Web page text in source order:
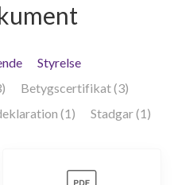
Styrelse
Betygscertifikat (3)
(1) Stadgar (1)